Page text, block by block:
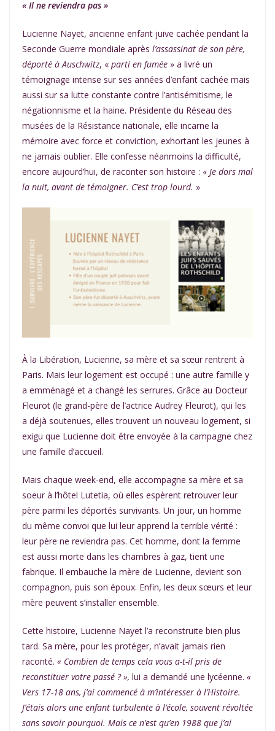
« Il ne reviendra pas »
Lucienne Nayet, ancienne enfant juive cachée pendant la
Seconde Guerre mondiale après l’assassinat de son père,
déporté à Auschwitz, « parti en fumée » a livré un
témoignage intense sur ses années d’enfant cachée mais
aussi sur sa lutte constante contre l’antisémitisme, le
négationnisme et la haine. Présidente du Réseau des
musées de la Résistance nationale, elle incarne la
mémoire avec force et conviction, exhortant les jeunes à
ne jamais oublier. Elle confesse néanmoins la difficulté,
encore aujourd’hui, de raconter son histoire : « Je dors mal
la nuit, avant de témoigner. C’est trop lourd. »
À la Libération, Lucienne, sa mère et sa sœur rentrent à
Paris. Mais leur logement est occupé : une autre famille y
a emménagé et a changé les serrures. Grâce au Docteur
Fleurot (le grand-père de l’actrice Audrey Fleurot), qui les
a déjà soutenues, elles trouvent un nouveau logement, si
exigu que Lucienne doit être envoyée à la campagne chez
une famille d’accueil.
Mais chaque week-end, elle accompagne sa mère et sa
soeur à l’hôtel Lutetia, où elles espèrent retrouver leur
père parmi les déportés survivants. Un jour, un homme
du même convoi que lui leur apprend la terrible vérité :
leur père ne reviendra pas. Cet homme, dont la femme
est aussi morte dans les chambres à gaz, tient une
fabrique. Il embauche la mère de Lucienne, devient son
compagnon, puis son époux. Enfin, les deux sœurs et leur
mère peuvent s’installer ensemble.
Cette histoire, Lucienne Nayet l’a reconstruite bien plus
tard. Sa mère, pour les protéger, n’avait jamais rien
raconté. « Combien de temps cela vous a-t-il pris de
reconstituer votre passé ? », lui a demandé une lycéenne. «
Vers 17-18 ans, j’ai commencé à m’intéresser à l’Histoire.
J’étais alors une enfant turbulente à l’école, souvent révoltée
sans savoir pourquoi. Mais ce n’est qu’en 1988 que j’ai